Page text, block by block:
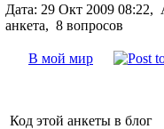
Дата: 29 Окт 2009 08:22,
анкета, 8 вопросов
В мой мир
Код этой анкеты в блог